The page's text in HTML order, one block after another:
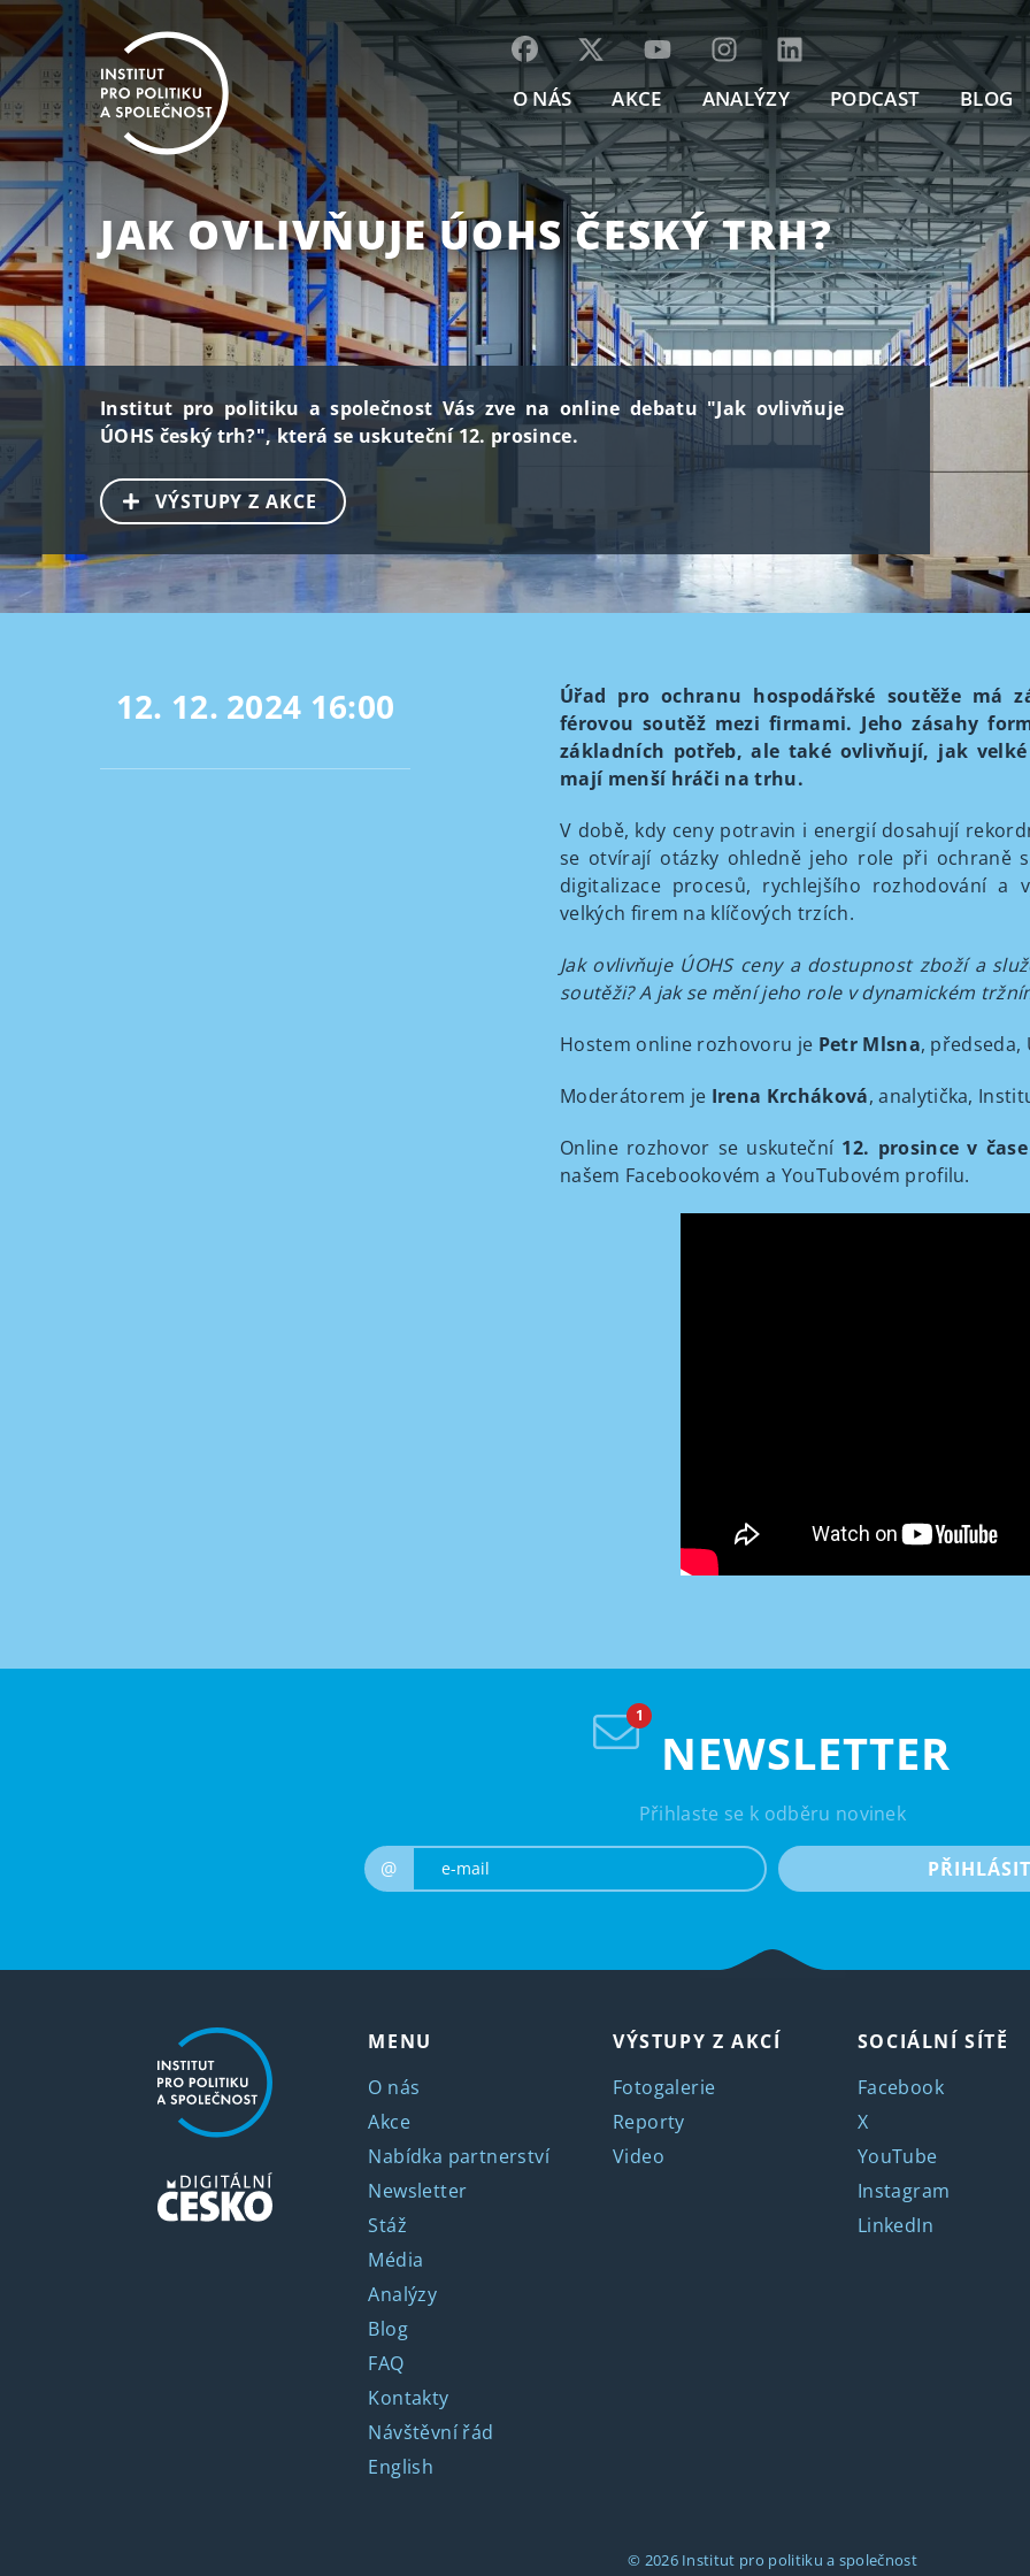
O NÁS AKCE ANALÝZY PODCAST BLOG
JAK OVLIVŇUJE ÚOHS ČESKÝ TRH?
Institut pro politiku a společnost Vás zve na online debatu "Jak ovlivňuje
ÚOHS český trh?", která se uskuteční 12. prosince.
VÝSTUPY Z AKCE
12. 12. 2024 16:00
Úřad pro ochranu hospodářské soutěže má
férovou soutěž mezi firmami. Jeho zásahy
základních potřeb, ale také ovlivňují, jak
mají menší hráči na trhu.
V době, kdy ceny potravin i energií dosahují
se otvírají otázky ohledně jeho role při ochraně
digitalizace procesů, rychlejšího rozhodování a
velkých firem na klíčových trzích.
Jak ovlivňuje ÚOHS ceny a dostupnost zboží a
soutěži? A jak se mění jeho role v dynamickém
Hostem online rozhovoru je Petr Mlsna,
Moderátorem je Irena Krcháková, analytička,
Online rozhovor se uskuteční 12. prosince v
našem Facebookovém a YouTubovém profilu.
NEWSLETTER
Přihlaste se k odběru novinek
@ PŘIHLÁSIT
MENU
O nás
Akce
Nabídka partnerství
Newsletter
Stáž
Média
Analýzy
Blog
FAQ
Kontakty
Návštěvní řád
English
VÝSTUPY Z AKCÍ
Fotogalerie
Reporty
Video
SOCIÁLNÍ SÍTĚ
Facebook
X
YouTube
Instagram
LinkedIn
© 2026 Institut pro politiku a společnost